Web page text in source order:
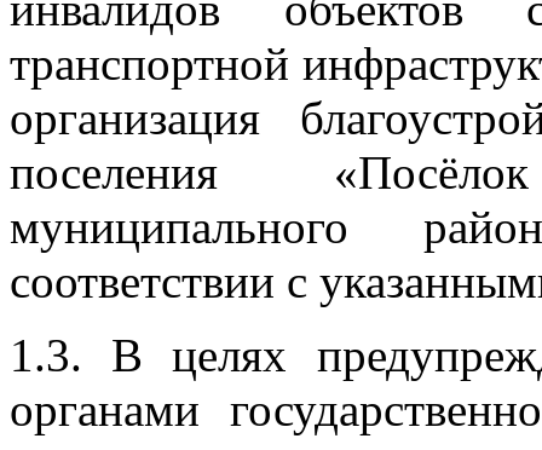
транспортной
организация
поселения
муниципального
соответствии с
1.3. В целях
органами